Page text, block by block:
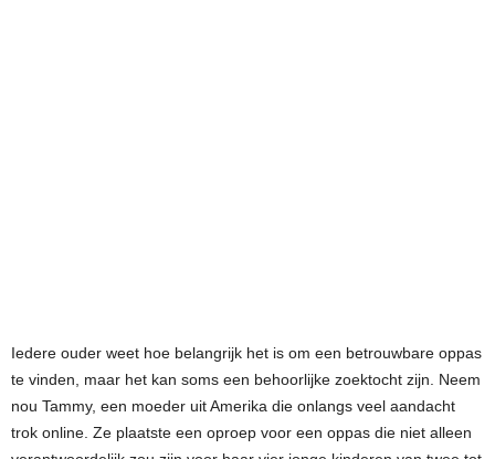
Iedere ouder weet hoe belangrijk het is om een betrouwbare oppas
te vinden, maar het kan soms een behoorlijke zoektocht zijn. Neem
nou Tammy, een moeder uit Amerika die onlangs veel aandacht
trok online. Ze plaatste een oproep voor een oppas die niet alleen